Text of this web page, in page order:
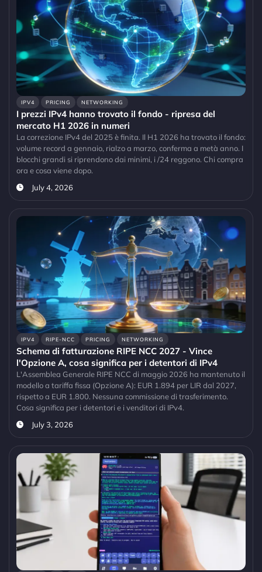
IPV4 PRICING NETWORKING
I prezzi IPv4 hanno trovato il fondo - ripresa del
mercato H1 2026 in numeri
La correzione IPv4 del 2025 è finita. Il H1 2026 ha trovato il fondo:
volume record a gennaio, rialzo a marzo, conferma a metà anno. I
blocchi grandi si riprendono dai minimi, i /24 reggono. Chi compra
ora e cosa viene dopo.
July 4, 2026
IPV4 RIPE-NCC PRICING NETWORKING
Schema di fatturazione RIPE NCC 2027 - Vince
l'Opzione A, cosa significa per i detentori di IPv4
L'Assemblea Generale RIPE NCC di maggio 2026 ha mantenuto il
modello a tariffa fissa (Opzione A): EUR 1.894 per LIR dal 2027,
rispetto a EUR 1.800. Nessuna commissione di trasferimento.
Cosa significa per i detentori e i venditori di IPv4.
July 3, 2026